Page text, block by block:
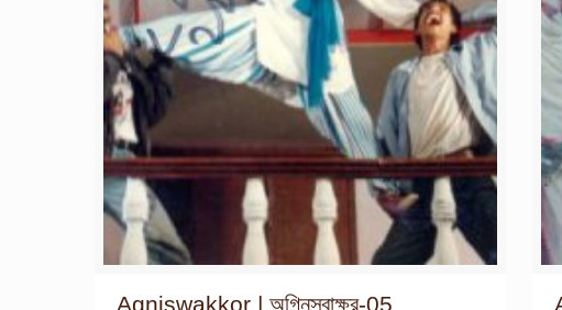
Agniswakkor | অগ্নিস্বাক্ষর-05